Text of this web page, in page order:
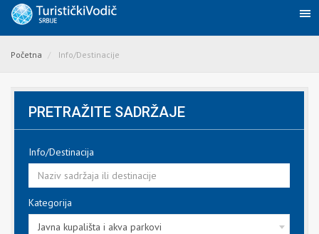
Početna Info/Destinacije
PRETRAŽITE SADRŽAJE
Info/Destinacija
Kategorija
Javna kupališta i akva parkovi